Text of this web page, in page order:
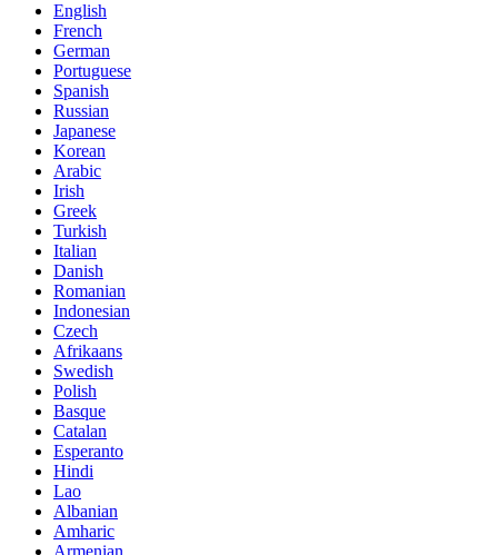
English
French
German
Portuguese
Spanish
Russian
Japanese
Korean
Arabic
Irish
Greek
Turkish
Italian
Danish
Romanian
Indonesian
Czech
Afrikaans
Swedish
Polish
Basque
Catalan
Esperanto
Hindi
Lao
Albanian
Amharic